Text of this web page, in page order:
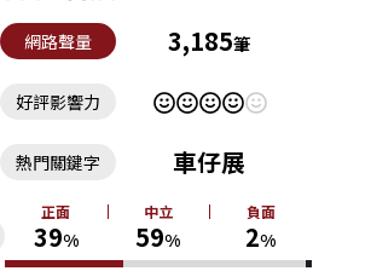
網路聲量 3,185筆
好評影響力
正面
39%
中立
59%
負面
2%
熱門關鍵字 車仔展